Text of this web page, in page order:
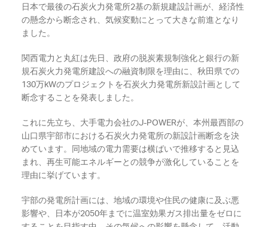
日本で最後の石炭火力発電所2基の新規建設計画が、経済性
の懸念から断念され、気候変動にとって大きな前進となり
ました。
関西電力と丸紅は先日、政府の脱炭素規制強化と銀行の新
規石炭火力発電所建設への融資制限を理由に、秋田県での
130万kWのプロジェクトを石炭火力発電所新設計画として
断念することを発表しました。
これに先立ち、大手電力会社のJ-POWERが、本州最西部の
山口県宇部市における石炭火力発電所の新設計画断念を決
めています。同地域の電力需要は横ばいで推移すると見込
まれ、再生可能エネルギーとの競争が激化していることを
理由に挙げています。
宇部の発電所計画には、地域の環境や住民の健康に及ぶ悪
影響や、日本が2050年までに温室効果ガス排出量をゼロに